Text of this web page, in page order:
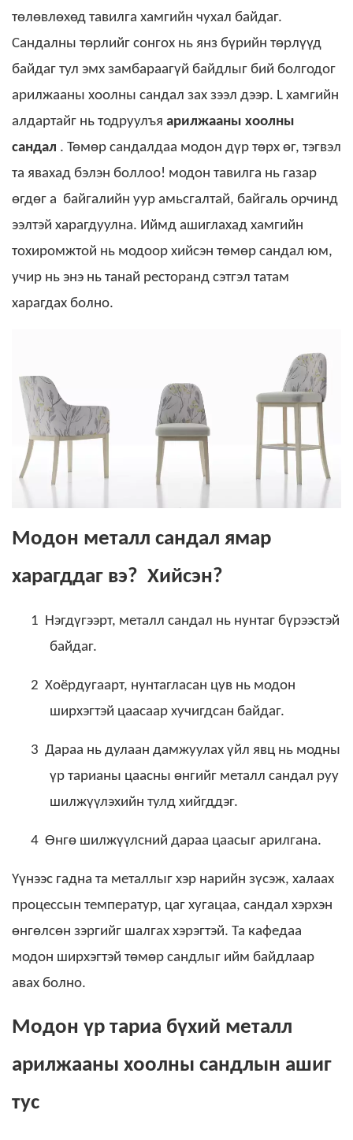
төлөвлөхөд тавилга хамгийн чухал байдаг.
Сандалны төрлийг сонгох нь янз бүрийн төрлүүд
байдаг тул эмх замбараагүй байдлыг бий болгодог
арилжааны хоолны сандал зах зээл дээр. L хамгийн
алдартайг нь тодруулъя арилжааны хоолны
сандал . Төмөр сандалдаа модон дүр төрх өг, тэгвэл
та явахад бэлэн боллоо! модон тавилга нь газар
өгдөг а байгалийн уур амьсгалтай, байгаль орчинд
ээлтэй харагдуулна. Иймд ашиглахад хамгийн
тохиромжтой нь модоор хийсэн төмөр сандал юм,
учир нь энэ нь танай ресторанд сэтгэл татам
харагдах болно.
Модон металл сандал ямар
харагддаг вэ? Хийсэн?
1
Нэгдүгээрт, металл сандал нь нунтаг бүрээстэй
байдаг.
2 Хоёрдугаарт, нунтагласан цув нь модон
ширхэгтэй цаасаар хучигдсан байдаг.
3 Дараа нь дулаан дамжуулах үйл явц нь модны
үр тарианы цаасны өнгийг металл сандал руу
шилжүүлэхийн тулд хийгддэг.
4 Өнгө шилжүүлсний дараа цаасыг арилгана.
Үүнээс гадна та металлыг хэр нарийн зүсэж, халаах
процессын температур, цаг хугацаа, сандал хэрхэн
өнгөлсөн зэргийг шалгах хэрэгтэй. Та кафедаа
модон ширхэгтэй төмөр сандлыг ийм байдлаар
авах болно.
Модон үр тариа бүхий металл
арилжааны хоолны сандлын ашиг
тус